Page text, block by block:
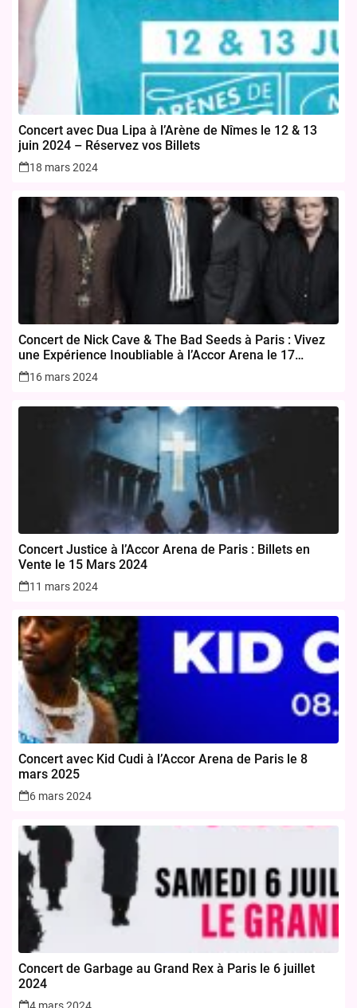
Concert avec Dua Lipa à l’Arène de Nîmes le 12 & 13
juin 2024 – Réservez vos Billets
18 mars 2024
Concert de Nick Cave & The Bad Seeds à Paris : Vivez
une Expérience Inoubliable à l’Accor Arena le 17
novembre 2024
16 mars 2024
Concert Justice à l’Accor Arena de Paris : Billets en
Vente le 15 Mars 2024
11 mars 2024
Concert avec Kid Cudi à l’Accor Arena de Paris le 8
mars 2025
6 mars 2024
Concert de Garbage au Grand Rex à Paris le 6 juillet
2024